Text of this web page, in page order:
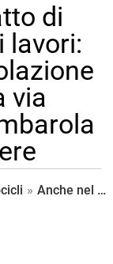
di
lavori:
via
» Anche nel primo tratto di via Bentini iniziano i lavori: senso unico di circolazione verso la periferia da via Lipparini a via Colombarola a margine del cantiere